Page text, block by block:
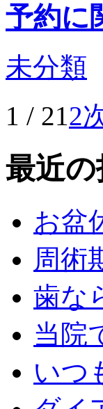
予約に
未分類
1 / 212
最近
お盆
周術
歯な
当院
いつ